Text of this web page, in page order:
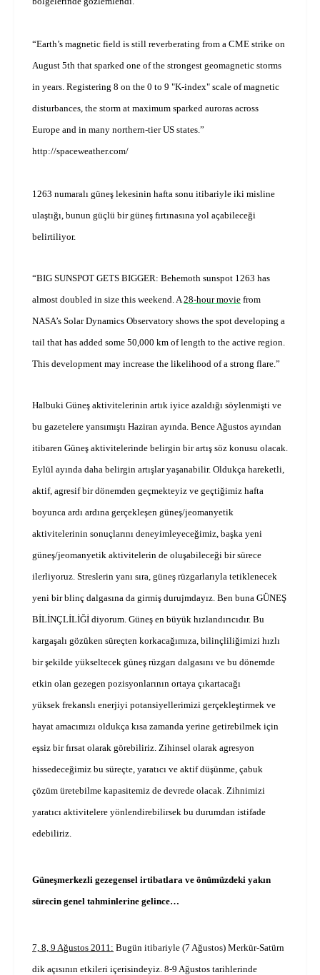
“Earth’s magnetic field is still reverberating from a CME strike on
August 5th that sparked one of the strongest geomagnetic storms
in years. Registering 8 on the 0 to 9 "K-index" scale of magnetic
disturbances, the storm at maximum sparked auroras across
Europe and in many northern-tier US states.”
http://spaceweather.com/
1263 numaralı güneş lekesinin hafta sonu itibariyle iki misline
ulaştığı, bunun güçlü bir güneş fırtınasına yol açabileceği
belirtiliyor.
“BIG SUNSPOT GETS BIGGER: Behemoth sunspot 1263 has
almost doubled in size this weekend. A 28-hour movie from
NASA’s Solar Dynamics Observatory shows the spot developing a
tail that has added some 50,000 km of length to the active region.
This development may increase the likelihood of a strong flare.”
Halbuki Güneş aktivitelerinin artık iyice azaldığı söylenmişti ve
bu gazetelere yansımıştı Haziran ayında. Bence Ağustos ayından
itibaren Güneş aktivitelerinde belirgin bir artış söz konusu olacak.
Eylül ayında daha belirgin artışlar yaşanabilir. Oldukça hareketli,
aktif, agresif bir dönemden geçmekteyiz ve geçtiğimiz hafta
boyunca ardı ardına gerçekleşen güneş/jeomanyetik
aktivitelerinin sonuçlarını deneyimleyeceğimiz, başka yeni
güneş/jeomanyetik aktivitelerin de oluşabileceği bir sürece
ilerliyoruz. Streslerin yanı sıra, güneş rüzgarlarıyla tetiklenecek
yeni bir blinç dalgasına da girmiş durujmdayız. Ben buna GÜNEŞ
BİLİNÇLİLİĞİ diyorum. Güneş en büyük hızlandırıcıdır. Bu
kargaşalı gözüken süreçten korkacağımıza, bilinçliliğimizi hızlı
bir şekilde yükseltecek güneş rüzgarı dalgasını ve bu dönemde
etkin olan gezegen pozisyonlarının ortaya çıkartacağı
yüksek frekanslı enerjiyi potansiyellerimizi gerçekleştirmek ve
hayat amacımızı oldukça kısa zamanda yerine getirebilmek için
eşsiz bir fırsat olarak görebiliriz. Zihinsel olarak agresyon
hissedeceğimiz bu süreçte, yaratıcı ve aktif düşünme, çabuk
çözüm üretebilme kapasitemiz de devrede olacak. Zihnimizi
yaratıcı aktivitelere yönlendirebilirsek bu durumdan istifade
edebiliriz.
Güneşmerkezli gezegensel irtibatlara ve önümüzdeki yakın
sürecin genel tahminlerine gelince…
7, 8, 9 Ağustos 2011: Bugün itibariyle (7 Ağustos) Merkür-Satürn
dik açısının etkileri içerisindeyiz. 8-9 Ağustos tarihlerinde